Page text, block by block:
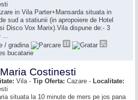
in Vila Parter+Mansarda situata in
sud a statiunii (in apropoiere de Hotel
Disco Vox Marix).Vila dispune de:- 3
...
Costinesti
Vila - Tip Oferta: Cazare - Localitate:
situata la 10 minute de mers pe jos pana